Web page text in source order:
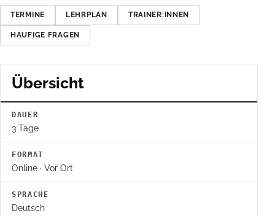
TERMINE LEHRPLAN TRAINER:INNEN
HÄUFIGE FRAGEN
Übersicht
DAUER
3 Tage
FORMAT
Online · Vor Ort
SPRACHE
Deutsch